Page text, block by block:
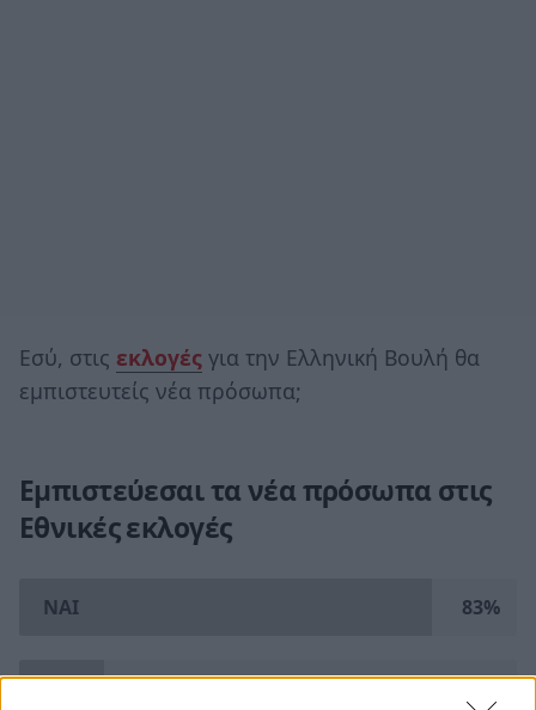
Εσύ, στις εκλογές για την Ελληνική Βουλή θα
εμπιστευτείς νέα πρόσωπα;
Εμπιστεύεσαι τα νέα πρόσωπα στις
Εθνικές εκλογές
83%
ΝΑΙ